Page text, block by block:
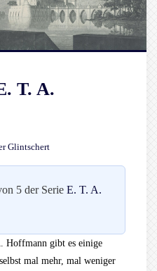
T. A.
Glintschert
5 der Serie E. T. A.
Hoffmann gibt es einige
mal mehr, mal weniger